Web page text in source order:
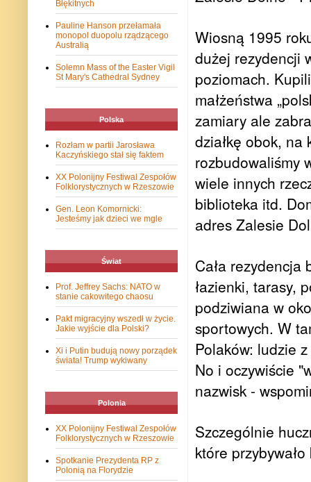
Wiosną 1995
dużej rezydencji
poziomach.
małżeństwa
zamiary ale
działkę obok, na
rozbudowaliśmy
wiele innych
biblioteka itd.
adres Zalesie
Cała rezydencja
łazienki, tarasy,
podziwiana w
sportowych. W
Polaków: ludzie
No i oczywiście
nazwisk -
Szczególnie
które
Błękitnych
Pauline Hanson przełamała
monopol duopolu rządzącego
Australią
Solemn Mass of the Easter Vigil
St Mary's Cathedral Sydney
Polska
Rozłam w partii Jarosława
Kaczyńskiego stał się faktem
XX Polonijny Festiwal Zespołów
Folklorystycznych w Rzeszowie
Gen. Leon Komornicki:
Jesteśmy jak dzieci we mgle
Świat
Prof. Jeffrey Sachs: NATO w
stanie cakowitego chaosu
Pakt migracyjny wszedł w życie.
Jakie wyjście dla Polski?
Xi i Putin budują nowy porządek
świata! Trump wykiwany
Polonia
XX Polonijny Festiwal Zespołów
Folklorystycznych w Rzeszowie
Spotkanie Prezydenta RP z
Polonią na Florydzie